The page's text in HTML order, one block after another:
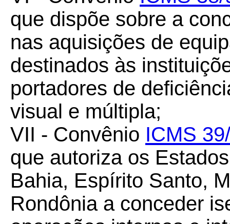
que dispõe sobre a
nas aquisições de
destinados às
portadores de
visual e múltipla;
VII - Convênio ICMS
que autoriza os
Bahia, Espírito Santo,
Rondônia a conceder